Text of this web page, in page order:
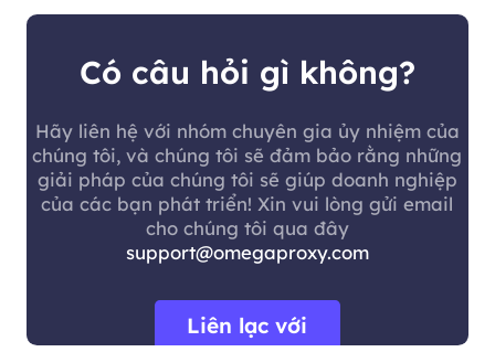
Có câu hỏi gì không?
Hãy liên hệ với nhóm chuyên gia ủy nhiệm của
chúng tôi, và chúng tôi sẽ đảm bảo rằng những
giải pháp của chúng tôi sẽ giúp doanh nghiệp
của các bạn phát triển! Xin vui lòng gửi email
cho chúng tôi qua đây
support@omegaproxy.com
Liên lạc với